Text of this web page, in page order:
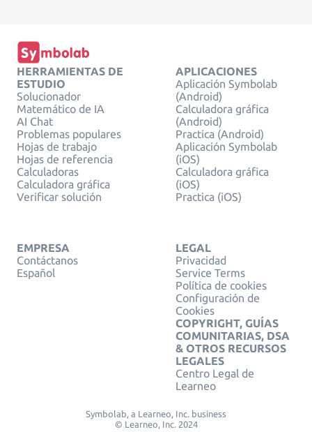
HERRAMIENTAS DE
ESTUDIO
Solucionador
Matemático de IA
AI Chat
Problemas populares
Hojas de trabajo
Hojas de referencia
Calculadoras
Calculadora gráfica
Verificar solución
APLICACIONES
Aplicación Symbolab
(Android)
Calculadora gráfica
(Android)
Practica (Android)
Aplicación Symbolab
(iOS)
Calculadora gráfica
(iOS)
Practica (iOS)
EMPRESA
Contáctanos
Español
LEGAL
Privacidad
Service Terms
Política de cookies
Configuración de
Cookies
COPYRIGHT, GUÍAS
COMUNITARIAS, DSA
& OTROS RECURSOS
LEGALES
Centro Legal de
Learneo
Symbolab, a Learneo, Inc. business
© Learneo, Inc. 2024